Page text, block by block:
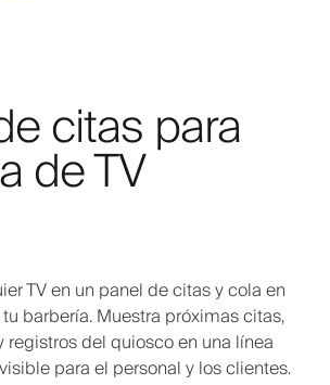
citas para
de TV
TV en un panel de citas y cola en
barbería. Muestra próximas citas,
del quiosco en una línea
para el personal y los clientes.